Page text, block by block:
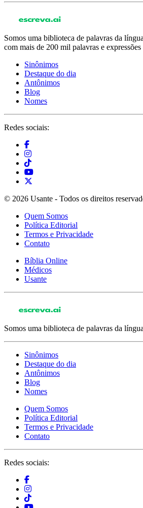
Somos uma biblioteca de palavras da
com mais de 200 mil palavras e expressões
Sinônimos
Destaque do dia
Antônimos
Blog
Nomes
Redes sociais:
© 2026 Usante - Todos os direitos
Quem Somos
Política Editorial
Termos e Privacidade
Contato
Bíblia Online
Médicos
Usante
Somos uma biblioteca de palavras da
Sinônimos
Destaque do dia
Antônimos
Blog
Nomes
Quem Somos
Política Editorial
Termos e Privacidade
Contato
Redes sociais: